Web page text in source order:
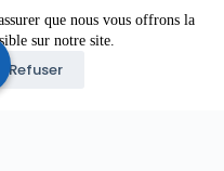
que nous vous offrons la
sur notre site.
Refuser